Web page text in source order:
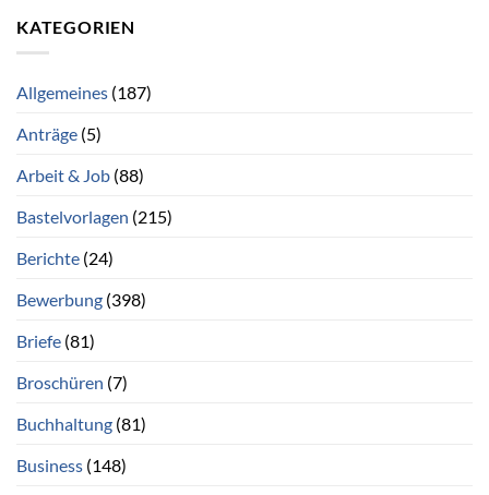
KATEGORIEN
Allgemeines (187)
Anträge (5)
Arbeit & Job (88)
Bastelvorlagen (215)
Berichte (24)
Bewerbung (398)
Briefe (81)
Broschüren (7)
Buchhaltung (81)
Business (148)